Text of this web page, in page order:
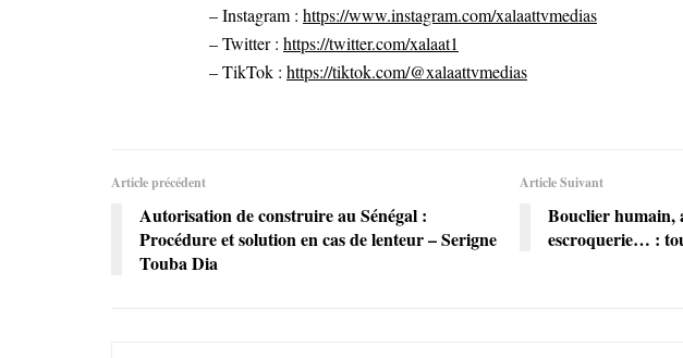
– Instagram : https://www.instagram.com/xalaattvmedias
– Twitter : https://twitter.com/xalaat1
– TikTok : https://tiktok.com/@xalaattvmedias
Article précédent
Autorisation de construire au Sénégal :
Procédure et solution en cas de lenteur – Serigne
Touba Dia
Article Suivant
Bouclier humain,
escroquerie… :